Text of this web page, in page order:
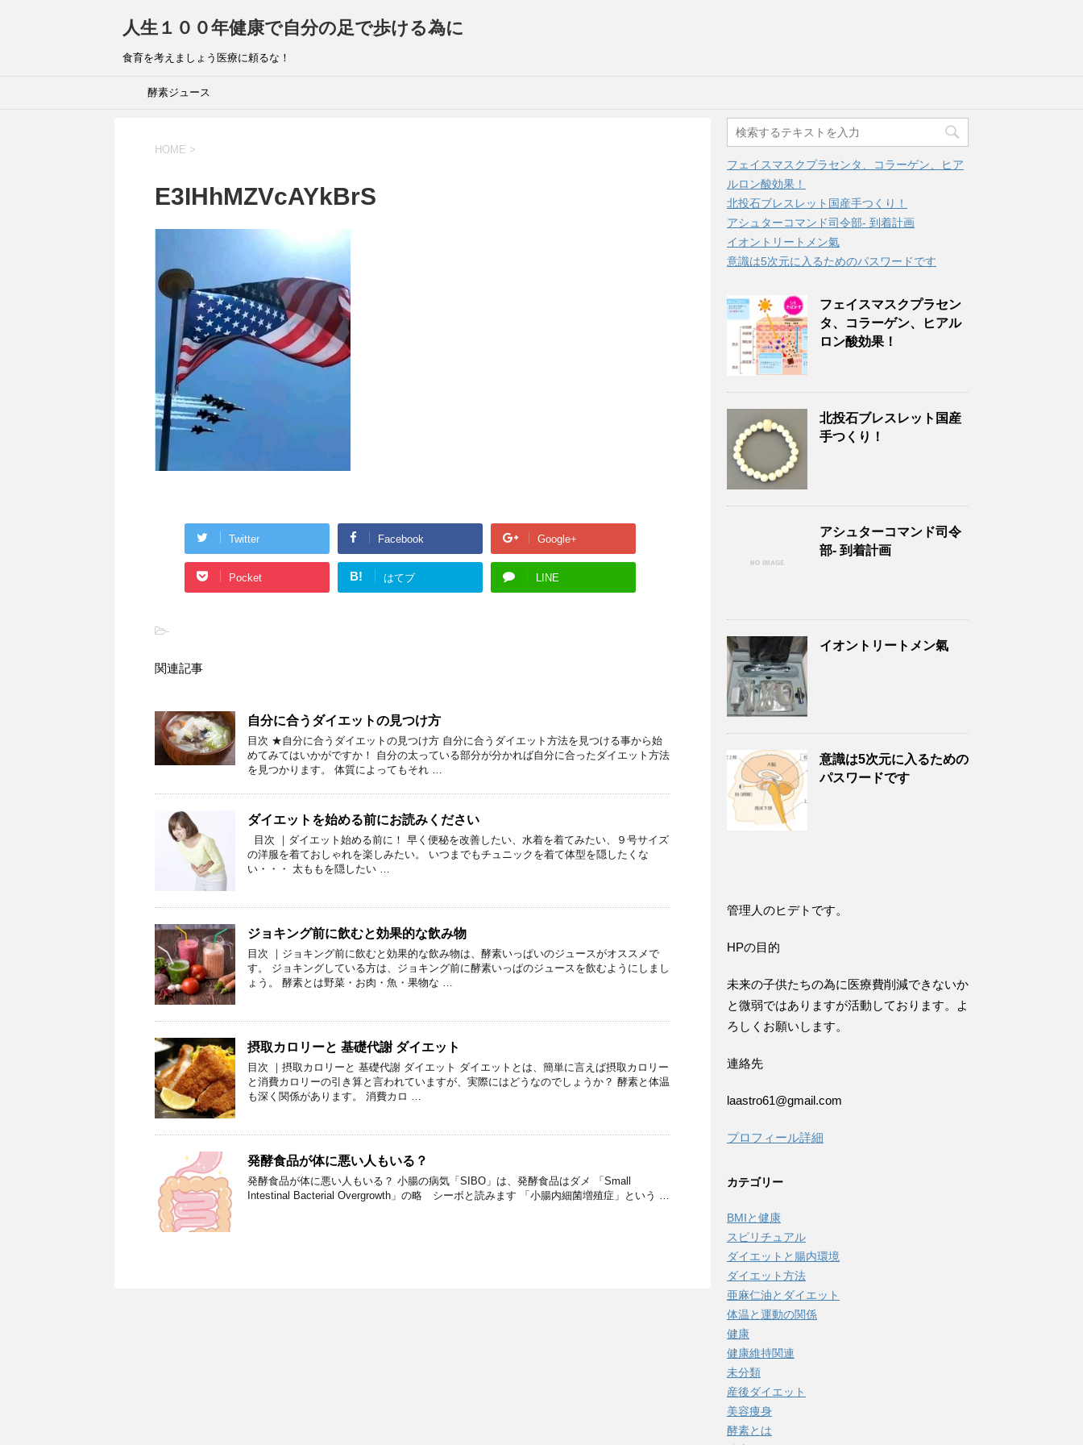
人生１００年健康で自分の足で歩ける為に
食育を考えましょう医療に頼るな！
酵素ジュース
HOME >
E3IHhMZVcAYkBrS
Twitter Facebook Google+
Pocket B! はてブ LINE
-
関連記事
自分に合うダイエットの見つけ方
目次 ★自分に合うダイエットの見つけ方 自分に合うダイエット方法を見つける事から始
めてみてはいかがですか！ 自分の太っている部分が分かれば自分に合ったダイエット方法
を見つかります。 体質によってもそれ …
ダイエットを始める前にお読みください
目次 ｜ダイエット始める前に！ 早く便秘を改善したい、水着を着てみたい、９号サイズ
の洋服を着ておしゃれを楽しみたい。 いつまでもチュニックを着て体型を隠したくな
い・・・ 太ももを隠したい …
ジョキング前に飲むと効果的な飲み物
目次 ｜ジョキング前に飲むと効果的な飲み物は、酵素いっぱいのジュースがオススメで
す。 ジョキングしている方は、ジョキング前に酵素いっぱのジュースを飲むようにしまし
ょう。 酵素とは野菜・お肉・魚・果物な …
摂取カロリーと 基礎代謝 ダイエット
目次 ｜摂取カロリーと 基礎代謝 ダイエット ダイエットとは、簡単に言えば摂取カロリー
と消費カロリーの引き算と言われていますが、実際にはどうなのでしょうか？ 酵素と体温
も深く関係があります。 消費カロ …
発酵食品が体に悪い人もいる？
発酵食品が体に悪い人もいる？ 小腸の病気「SIBO」は、発酵食品はダメ 「Small
Intestinal Bacterial Overgrowth」の略 シーボと読みます 「小腸内細菌増殖症」という …
フェイスマスクプラセンタ、コラーゲン、ヒア
ルロン酸効果！
北投石ブレスレット国産手つくり！
アシュターコマンド司令部- 到着計画
イオントリートメン氣
意識は5次元に入るためのパスワードです
フェイスマスクプラセン
タ、コラーゲン、ヒアル
ロン酸効果！
北投石ブレスレット国産
手つくり！
アシュターコマンド司令
部- 到着計画
イオントリートメン氣
意識は5次元に入るための
パスワードです
管理人のヒデトです。
HPの目的
未来の子供たちの為に医療費削減できないか
と微弱ではありますが活動しております。よ
ろしくお願いします。
連絡先
laastro61@gmail.com
プロフィール詳細
カテゴリー
BMIと健康
スピリチュアル
ダイエットと腸内環境
ダイエット方法
亜麻仁油とダイエット
体温と運動の関係
健康
健康維持関連
未分類
産後ダイエット
美容痩身
酵素とは